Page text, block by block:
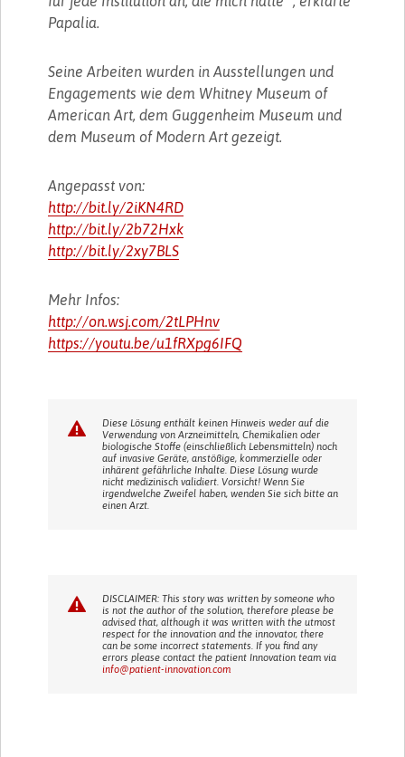
Papalia.
Seine Arbeiten wurden in Ausstellungen und
Engagements wie dem Whitney Museum of
American Art, dem Guggenheim Museum und
dem Museum of Modern Art gezeigt.
Angepasst von:
http://bit.ly/2iKN4RD
http://bit.ly/2b72Hxk
http://bit.ly/2xy7BLS
Mehr Infos:
http://on.wsj.com/2tLPHnv
https://youtu.be/u1fRXpg6IFQ
Diese Lösung enthält keinen Hinweis weder auf die
Verwendung von Arzneimitteln, Chemikalien oder
biologische Stoffe (einschließlich Lebensmitteln) noch
auf invasive Geräte, anstößige, kommerzielle oder
inhärent gefährliche Inhalte. Diese Lösung wurde
nicht medizinisch validiert. Vorsicht! Wenn Sie
irgendwelche Zweifel haben, wenden Sie sich bitte an
einen Arzt.
DISCLAIMER: This story was written by someone who
is not the author of the solution, therefore please be
advised that, although it was written with the utmost
respect for the innovation and the innovator, there
can be some incorrect statements. If you find any
errors please contact the patient Innovation team via
info@patient-innovation.com